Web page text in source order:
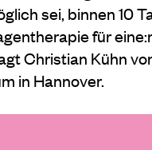
sei, binnen 10
für
Christian Kühn
in Hannover.